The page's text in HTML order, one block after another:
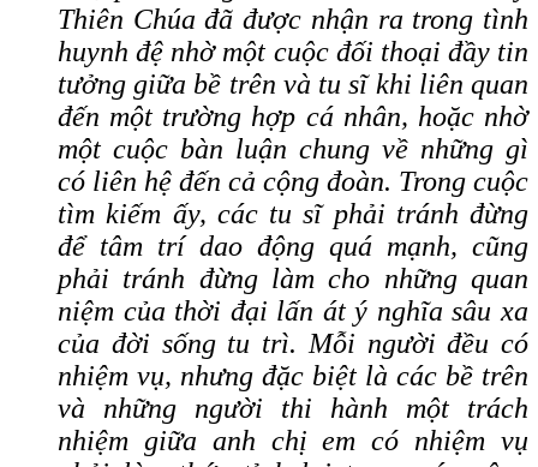
Thiên Chúa đã được nhận ra trong tình
huynh đệ nhờ một cuộc đối thoại đầy tin
tưởng giữa bề trên và tu sĩ khi liên quan
đến một trường hợp cá nhân, hoặc nhờ
một cuộc bàn luận chung về những gì
có liên hệ đến cả cộng đoàn. Trong cuộc
tìm kiếm ấy, các tu sĩ phải tránh đừng
để tâm trí dao động quá mạnh, cũng
phải tránh đừng làm cho những quan
niệm của thời đại lấn át ý nghĩa sâu xa
của đời sống tu trì. Mỗi người đều có
nhiệm vụ, nhưng đặc biệt là các bề trên
và những người thi hành một trách
nhiệm giữa anh chị em có nhiệm vụ